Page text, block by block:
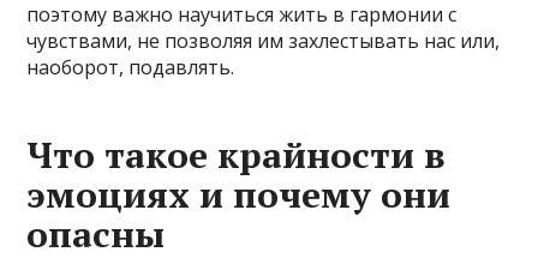
поэтому важно научиться жить в гармонии с
чувствами, не позволяя им захлестывать нас или,
наоборот, подавлять.
Что такое крайности в
эмоциях и почему они
опасны